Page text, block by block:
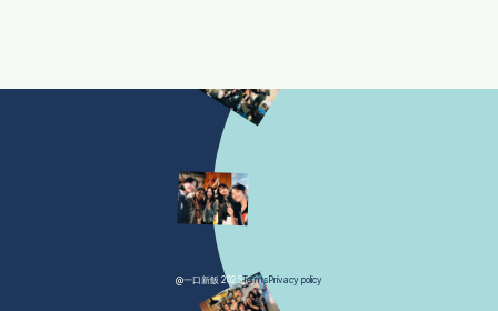
@一口新飯 2025TermsPrivacy policy